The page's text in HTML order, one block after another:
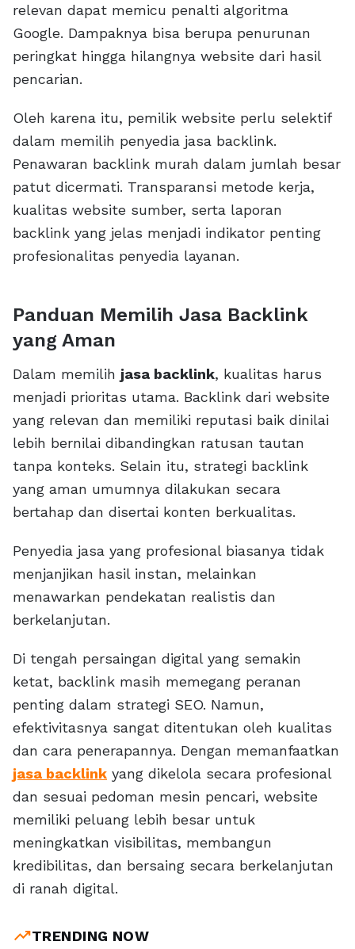
relevan dapat memicu penalti algoritma
Google. Dampaknya bisa berupa penurunan
peringkat hingga hilangnya website dari hasil
pencarian.
Oleh karena itu, pemilik website perlu selektif
dalam memilih penyedia jasa backlink.
Penawaran backlink murah dalam jumlah besar
patut dicermati. Transparansi metode kerja,
kualitas website sumber, serta laporan
backlink yang jelas menjadi indikator penting
profesionalitas penyedia layanan.
Panduan Memilih Jasa Backlink
yang Aman
Dalam memilih jasa backlink, kualitas harus
menjadi prioritas utama. Backlink dari website
yang relevan dan memiliki reputasi baik dinilai
lebih bernilai dibandingkan ratusan tautan
tanpa konteks. Selain itu, strategi backlink
yang aman umumnya dilakukan secara
bertahap dan disertai konten berkualitas.
Penyedia jasa yang profesional biasanya tidak
menjanjikan hasil instan, melainkan
menawarkan pendekatan realistis dan
berkelanjutan.
Di tengah persaingan digital yang semakin
ketat, backlink masih memegang peranan
penting dalam strategi SEO. Namun,
efektivitasnya sangat ditentukan oleh kualitas
dan cara penerapannya. Dengan memanfaatkan
jasa backlink yang dikelola secara profesional
dan sesuai pedoman mesin pencari, website
memiliki peluang lebih besar untuk
meningkatkan visibilitas, membangun
kredibilitas, dan bersaing secara berkelanjutan
di ranah digital.
trending_upTRENDING NOW